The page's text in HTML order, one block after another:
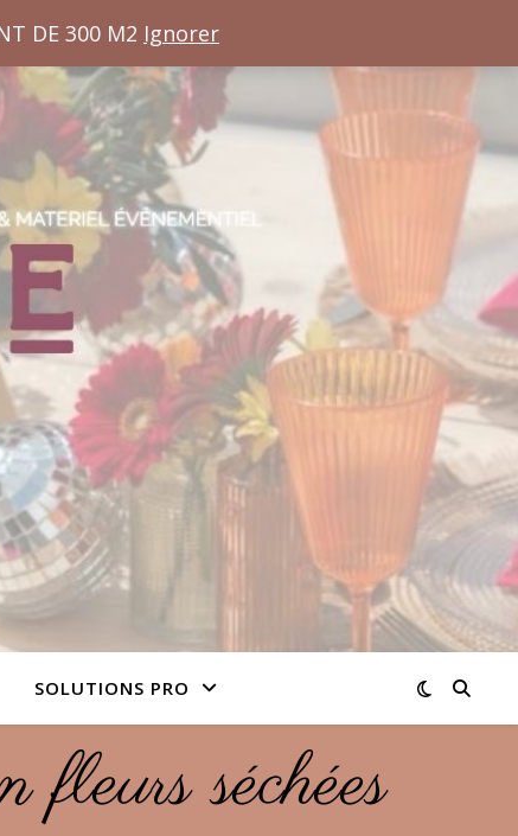
DE 300 M2 Ignorer
SOLUTIONS PRO
fleurs séchées